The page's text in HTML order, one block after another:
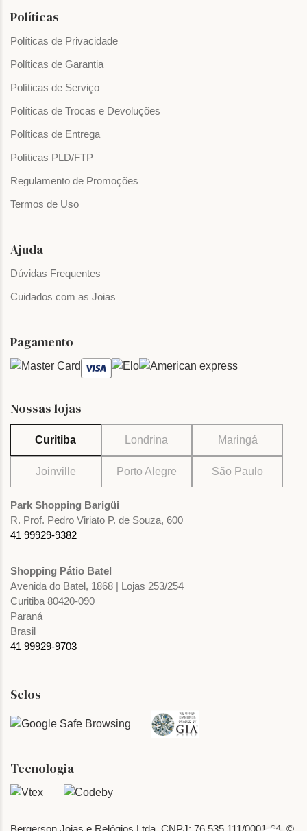
Políticas
Políticas de Privacidade
Políticas de Garantia
Políticas de Serviço
Políticas de Trocas e Devoluções
Políticas de Entrega
Políticas PLD/FTP
Regulamento de Promoções
Termos de Uso
Ajuda
Dúvidas Frequentes
Cuidados com as Joias
Pagamento
Nossas lojas
Curitiba Londrina Maringá
Joinville Porto Alegre São Paulo
Park Shopping Barigüi
R. Prof. Pedro Viriato P. de Souza, 600
41 99929-9382
Shopping Pátio Batel
Avenida do Batel, 1868 | Lojas 253/254
Curitiba 80420-090
Paraná
Brasil
41 99929-9703
Bergerson Joias e Relógios Ltda. CNPJ: 76.535.111/0001-64. ©
Selos
Tecnologia